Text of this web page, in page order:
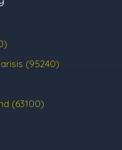
(95240)
(63100)